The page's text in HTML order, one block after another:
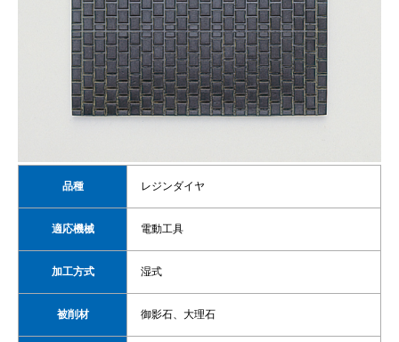
品種 レジンダイヤ
適応機械 電動工具
加工方式 湿式
被削材 御影石、大理石